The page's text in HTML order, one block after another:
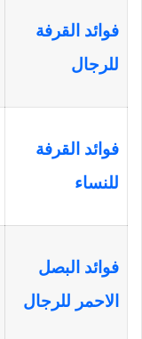
فوائد القرفة
للرجال
فوائد القرفة
للنساء
فوائد البصل
الاحمر للرجال